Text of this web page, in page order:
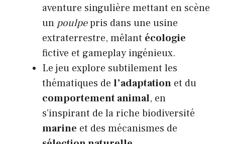
aventure singulière mettant en scène
un poulpepris dans une usine
extraterrestre, mêlant écologie
fictive et gameplay ingénieux.
Le jeu explore subtilement les
thématiques de l’adaptation et du
comportement animal, en
s’inspirant de la riche biodiversité
marine et des mécanismes de